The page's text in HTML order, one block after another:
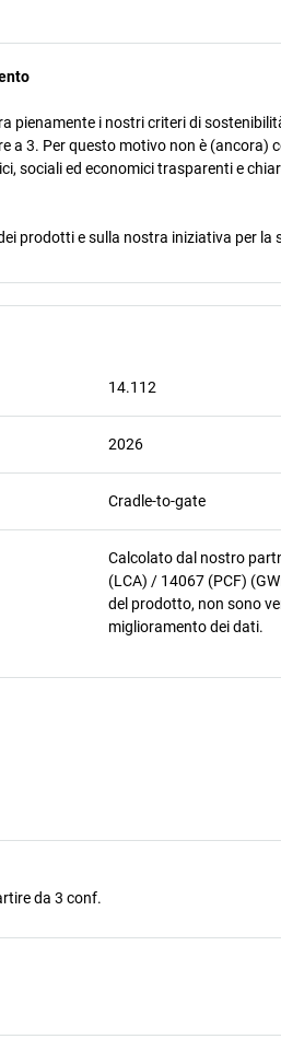
pienamente i nostri criteri di
a 3. Per questo motivo non è
sociali ed economici trasparenti e
prodotti e sulla nostra iniziativa per
14.112
2026
Cradle-to-gate
Calcolato dal nostro
(LCA) / 14067 (PCF)
del prodotto, non sono
miglioramento dei dati.
da 3 conf.